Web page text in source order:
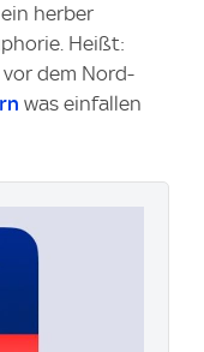
herber
Heißt:
dem Nord-
was einfallen